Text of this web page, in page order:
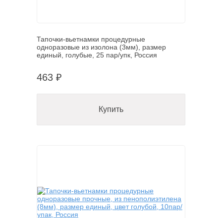
Тапочки-вьетнамки процедурные
одноразовые из изолона (3мм), размер
единый, голубые, 25 пар/упк, Россия
463 ₽
Купить